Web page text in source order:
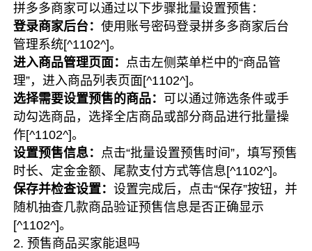
拼多多商家可以通过以下步骤批量设置预售：
登录商家后台：使用账号密码登录拼多多商家后台
管理系统[^1102^]。
进入商品管理页面： 点击左侧菜单栏中的“商品管
理”，进入商品列表页面[^1102^]。
选择需要设置预售的商品： 可以通过筛选条件或手
动勾选商品，选择全店商品或部分商品进行批量操
作[^1102^]。
设置预售信息： 点击“批量设置预售时间”，填写预售
时长、定金金额、尾款支付方式等信息[^1102^]。
保存并检查设置：设置完成后，点击“保存”按钮，并
随机抽查几款商品验证预售信息是否正确显示
[^1102^]。
2. 预售商品买家能退吗